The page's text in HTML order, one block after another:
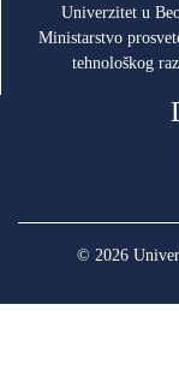
Univerzitet u
Ministarstvo
tehnološkog
© 2026